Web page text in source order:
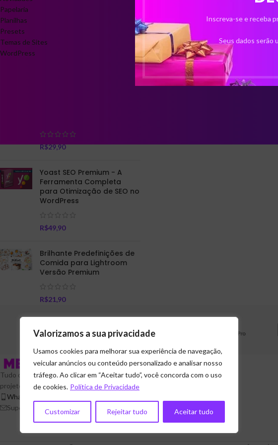
Inscreva-se e receba
Seus dados serão
Valorizamos a sua privacidade
Usamos cookies para melhorar sua experiência de navegação,
veicular anúncios ou conteúdo personalizado e analisar nosso
tráfego. Ao clicar em “Aceitar tudo”, você concorda com o uso
de cookies. Política de Privacidade
Customizar Rejeitar tudo Aceitar tudo
Papelaria
Planilhas
Presets
Temas de Sites
WordPress
R$29,90
Yoast SEO Premium - A
Ferramenta Completa
para Otimização de SEO no
WordPress
R$49,90
Brilhante Predefinições de
Comida para Lightroom
Versão Premium
R$21,90
Tudo o que você precisa para realizar
projetos criativos. Dê vida às suas ideias!
WhatsApp: (21) 99498-9308
Suporte: suporte@mediaexperts.com.br
SOBRE NÓS
Trabalhe Conosco